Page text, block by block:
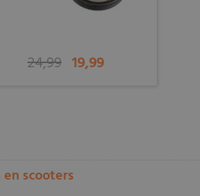
24,99 19,99
scooters